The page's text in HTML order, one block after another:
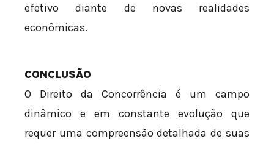
efetivo diante de novas realidades
econômicas.
CONCLUSÃO
O Direito da Concorrência é um campo
dinâmico e em constante evolução que
requer uma compreensão detalhada de suas